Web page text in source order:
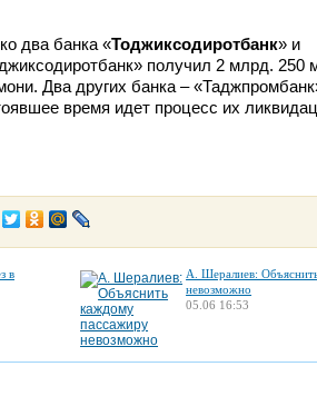
два банка «Тоджиксодиротбанк» и
получил 2 млрд. 250
Два других банка –
время идет процесс их
в
А. Шералиев:
невозможно
05.06 16:53